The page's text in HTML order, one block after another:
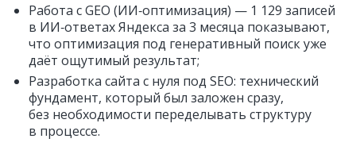
Работа с GEO (ИИ‑оптимизация) — 1 129 записей
в ИИ‑ответах Яндекса за 3 месяца показывают,
что оптимизация под генеративный поиск уже
даёт ощутимый результат;
Разработка сайта с нуля под SEO: технический
фундамент, который был заложен сразу,
без необходимости переделывать структуру
в процессе.